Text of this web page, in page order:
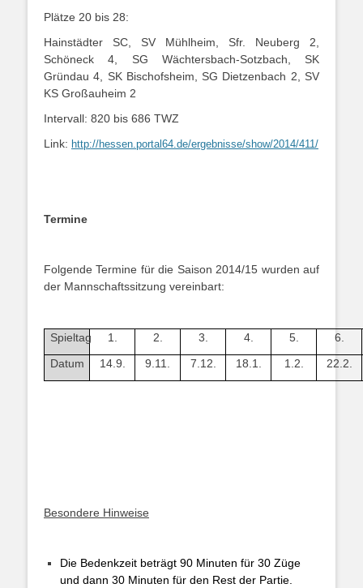
Plätze 20 bis 28:
Hainstädter SC, SV Mühlheim, Sfr. Neuberg 2,
Schöneck 4, SG Wächtersbach-Sotzbach, SK
Gründau 4, SK Bischofsheim, SG Dietzenbach 2, SV
KS Großauheim 2
Intervall: 820 bis 686 TWZ
Link: http://hessen.portal64.de/ergebnisse/show/2014/411/
Termine
Folgende Termine für die Saison 2014/15 wurden auf
der Mannschaftssitzung vereinbart:
Spieltag 1. 2. 3. 4. 5.
6.
Datum
14.9. 9.11. 7.12. 18.1. 1.2. 22.2.
Besondere Hinweise
Die Bedenkzeit beträgt 90 Minuten für 30 Züge
und dann 30 Minuten für den Rest der Partie.